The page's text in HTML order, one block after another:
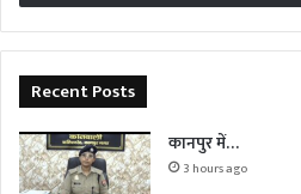
Recent Posts
कानपुर में…
3 hours ago